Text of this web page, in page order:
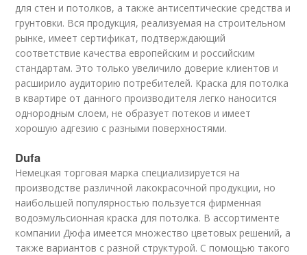
для стен и потолков, а также антисептические средства и
грунтовки. Вся продукция, реализуемая на строительном
рынке, имеет сертификат, подтверждающий
соответствие качества европейским и российским
стандартам. Это только увеличило доверие клиентов и
расширило аудиторию потребителей. Краска для потолка
в квартире от данного производителя легко наносится
однородным слоем, не образует потеков и имеет
хорошую адгезию с разными поверхностями.
Dufa
Немецкая торговая марка специализируется на
производстве различной лакокрасочной продукции, но
наибольшей популярностью пользуется фирменная
водоэмульсионная краска для потолка. В ассортименте
компании Дюфа имеется множество цветовых решений, а
также вариантов с разной структурой. С помощью такого